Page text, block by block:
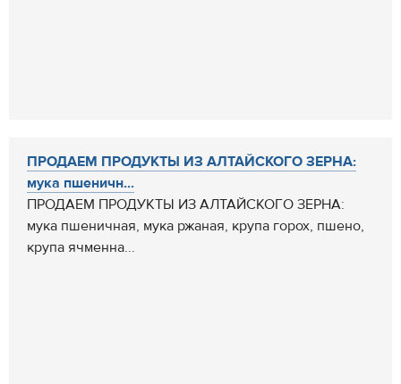
ПРОДАЕМ ПРОДУКТЫ ИЗ АЛТАЙСКОГО ЗЕРНА:
мука пшеничн...
ПРОДАЕМ ПРОДУКТЫ ИЗ АЛТАЙСКОГО ЗЕРНА:
мука пшеничная, мука ржаная, крупа горох, пшено,
крупа ячменна...